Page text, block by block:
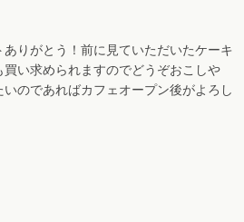
りがとう！前に見ていただいたケーキ
い求められますのでどうぞおこしや
のであればカフェオープン後がよろし